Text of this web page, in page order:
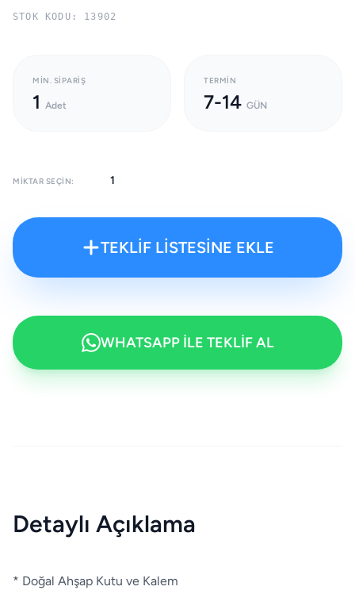
STOK KODU: 13902
MIN. SIPARIŞ
1 Adet
TERMIN
7-14 GÜN
MIKTAR SEÇIN:
TEKLİF LİSTESİNE EKLE
WHATSAPP İLE TEKLİF AL
Detaylı Açıklama
* Doğal Ahşap Kutu ve Kalem